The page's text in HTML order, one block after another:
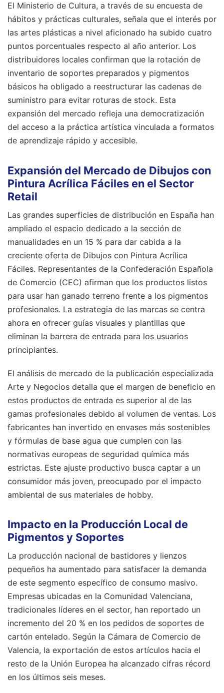
El Ministerio de Cultura, a través de su encuesta de
hábitos y prácticas culturales, señala que el interés por
las artes plásticas a nivel aficionado ha subido cuatro
puntos porcentuales respecto al año anterior. Los
distribuidores locales confirman que la rotación de
inventario de soportes preparados y pigmentos
básicos ha obligado a reestructurar las cadenas de
suministro para evitar roturas de stock. Esta
expansión del mercado refleja una democratización
del acceso a la práctica artística vinculada a formatos
de aprendizaje rápido y accesible.
Expansión del Mercado de Dibujos con
Pintura Acrílica Fáciles en el Sector
Retail
Las grandes superficies de distribución en España han
ampliado el espacio dedicado a la sección de
manualidades en un 15 % para dar cabida a la
creciente oferta de Dibujos con Pintura Acrílica
Fáciles. Representantes de la Confederación Española
de Comercio (CEC) afirman que los productos listos
para usar han ganado terreno frente a los pigmentos
profesionales. La estrategia de las marcas se centra
ahora en ofrecer guías visuales y plantillas que
eliminan la barrera de entrada para los usuarios
principiantes.
El análisis de mercado de la publicación especializada
Arte y Negocios detalla que el margen de beneficio en
estos productos de entrada es superior al de las
gamas profesionales debido al volumen de ventas. Los
fabricantes han invertido en envases más sostenibles
y fórmulas de base agua que cumplen con las
normativas europeas de seguridad química más
estrictas. Este ajuste productivo busca captar a un
consumidor más joven, preocupado por el impacto
ambiental de sus materiales de hobby.
Impacto en la Producción Local de
Pigmentos y Soportes
La producción nacional de bastidores y lienzos
pequeños ha aumentado para satisfacer la demanda
de este segmento específico de consumo masivo.
Empresas ubicadas en la Comunidad Valenciana,
tradicionales líderes en el sector, han reportado un
incremento del 20 % en los pedidos de soportes de
cartón entelado. Según la Cámara de Comercio de
Valencia, la exportación de estos artículos hacia el
resto de la Unión Europea ha alcanzado cifras récord
en los últimos seis meses.